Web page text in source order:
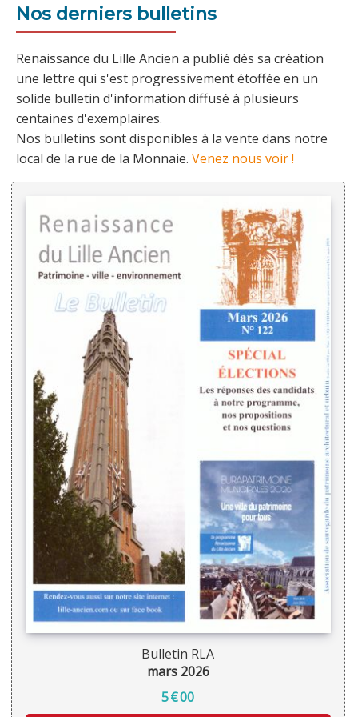
Nos derniers bulletins
Renaissance du Lille Ancien a publié dès sa création
une lettre qui s'est progressivement étoffée en un
solide bulletin d'information diffusé à plusieurs
centaines d'exemplaires.
Nos bulletins sont disponibles à la vente dans notre
local de la rue de la Monnaie. Venez nous voir !
Bulletin RLA
mars 2026
5€00